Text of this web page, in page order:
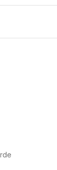
pahalı.
olmalı.